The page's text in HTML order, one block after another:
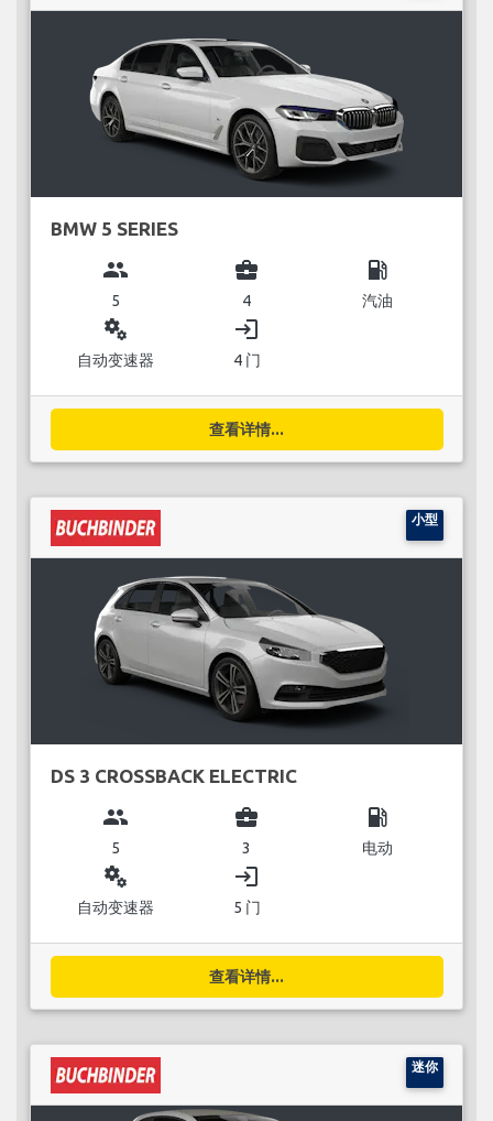
BMW 5 SERIES
group
5
business_center
4
local_gas_station
汽油
miscellaneous_services
自动变速器
login
4 门
查看详情...
小型
DS 3 CROSSBACK ELECTRIC
group
5
business_center
3
local_gas_station
电动
miscellaneous_services
自动变速器
login
5 门
查看详情...
迷你